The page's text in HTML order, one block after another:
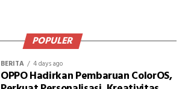
POPULER
BERITA 4 days ago
OPPO Hadirkan Pembaruan ColorOS,